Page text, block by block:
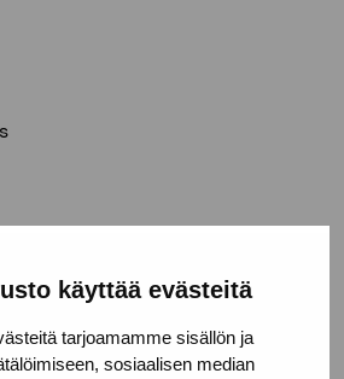
käyttää evästeitä
tarjoamamme sisällön ja
sosiaalisen median